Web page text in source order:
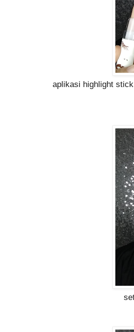
aplikasi highlight